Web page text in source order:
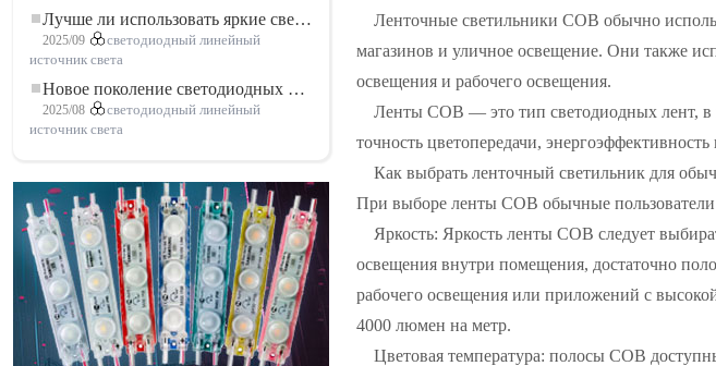
Лучше ли использовать яркие светодиодные лампы?
2025/09
светодиодный линейный
источник света
Новое поколение светодиодных лент: свободная резка для неограниченных возможностей
2025/08
светодиодный линейный
источник света
Ленточные светильники COB обычно
магазинов и уличное освещение. Они также
освещения и рабочего освещения.
Ленты COB — это тип светодиодных лент, в
точность цветопередачи,
Как выбрать ленточный светильник для
При выборе ленты COB обычные
Яркость: Яркость ленты COB следует
освещения внутри помещения, достаточно
рабочего освещения или приложений с
4000 люмен на метр.
Цветовая температура: полосы COB